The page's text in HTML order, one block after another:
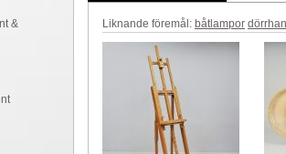
&
Liknande föremål: båtlampor